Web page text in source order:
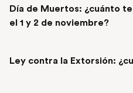
Día de Muertos: ¿cuánto
el 1 y 2 de noviembre?
Ley contra la Extorsión: